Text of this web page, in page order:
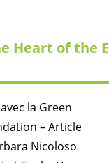
Heart of the
la Green
– Article
Nicoloso